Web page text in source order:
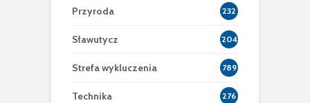
Przyroda 232
Sławutycz 204
Strefa wykluczenia 789
Technika 276